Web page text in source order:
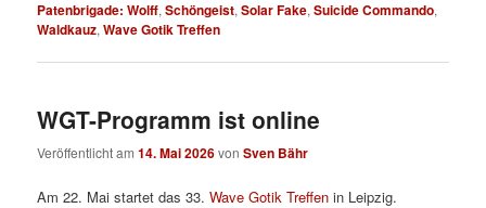
Patenbrigade: Wolff,Schöngeist,Solar Fake,Suicide Commando,
Waldkauz,Wave Gotik Treffen
WGT-Programm ist online
Veröffentlicht am14. Mai 2026vonSven Bähr
Am 22. Mai startet das 33.Wave Gotik Treffen in Leipzig.